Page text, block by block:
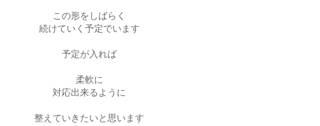
この形をしばらく
続けていく予定でいます
予定が入れば
柔軟に
対応出来るように
整えていきたいと思います